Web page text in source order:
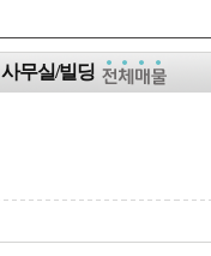
사무실/빌딩